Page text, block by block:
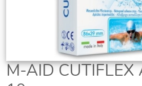
M-AID CUTIFLEX